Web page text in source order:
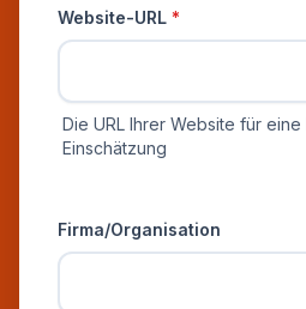
Website-URL *
Die URL Ihrer Website für
Einschätzung
Firma/Organisation